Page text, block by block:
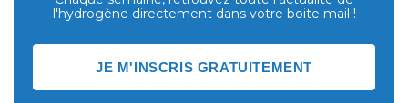
l'hydrogène directement dans votre boite mail !
JE M'INSCRIS GRATUITEMENT